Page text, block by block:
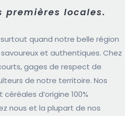
locales.
quand notre belle région
et authentiques. Chez
gages de respect de
de notre territoire. Nos
d’origine 100%
nous et la plupart de nos